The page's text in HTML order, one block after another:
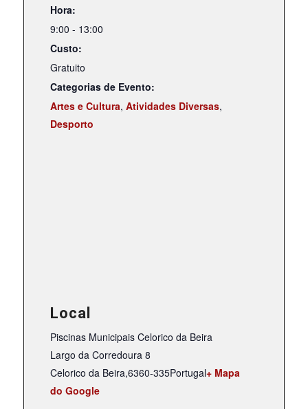
Hora:
9:00 - 13:00
Custo:
Gratuito
Categorias de Evento:
Artes e Cultura, Atividades Diversas,
Desporto
Local
Piscinas Municipais Celorico da Beira
Largo da Corredoura 8
Celorico da Beira,6360-335Portugal+ Mapa
do Google